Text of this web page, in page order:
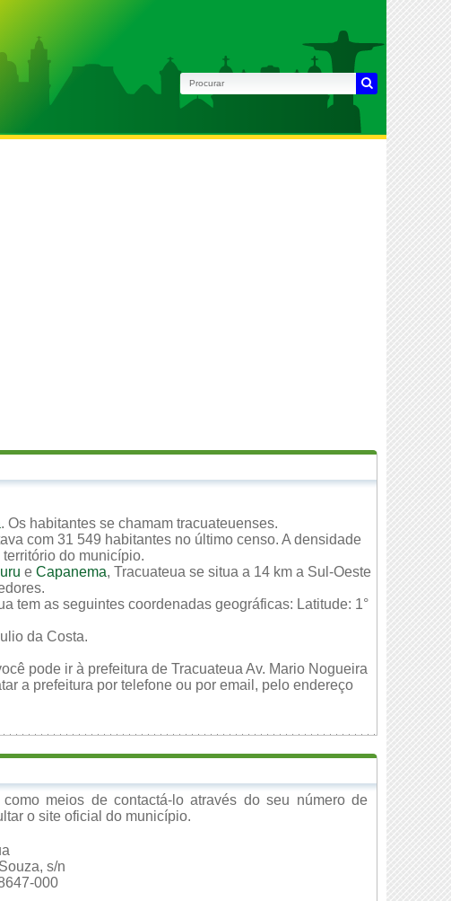
. Os habitantes se chamam tracuateuenses.
com 31 549 habitantes no último censo. A densidade
do município.
e Capanema, Tracuateua se situa a 14 km a Sul-Oeste
tem as seguintes coordenadas geográficas: Latitude: 1°
da Costa.
pode ir à prefeitura de Tracuateua Av. Mario Nogueira
a prefeitura por telefone ou por email, pelo endereço
meios de contactá-lo através do seu número de
o site oficial do município.
s/n
000